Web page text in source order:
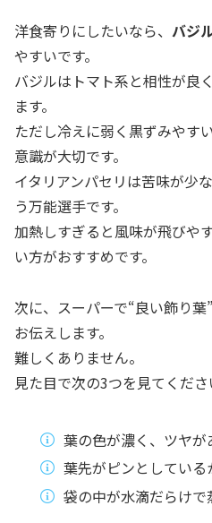
洋食寄りにしたいなら、 バジ
やすいです。
バジルはトマト系と相性が良
ます。
ただし冷えに弱く黒ずみやす
意識が大切です。
イタリアンパセリは苦味が少
う万能選手です。
加熱しすぎると風味が飛びや
い方がおすすめです。
次に、スーパーで“良い飾り
お伝えします。
難しくありません。
見た目で次の3つを見てくださ
葉の色が濃く、ツヤが
葉先がピンとしている
袋の中が水滴だらけで